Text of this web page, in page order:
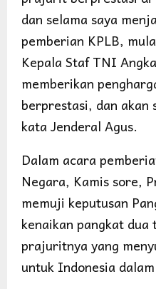
dan selama saya
pemberian KPLB,
Kepala Staf TNI
memberikan
berprestasi, dan akan
kata Jenderal Agus.
Dalam acara
Negara, Kamis sore,
memuji keputusan
kenaikan pangkat
prajuritnya yang
untuk Indonesia